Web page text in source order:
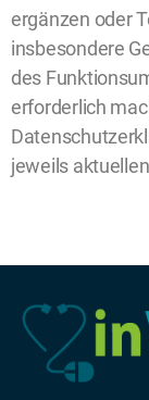
ergänzen oder
insbesondere
des
erforderlich
jeweils